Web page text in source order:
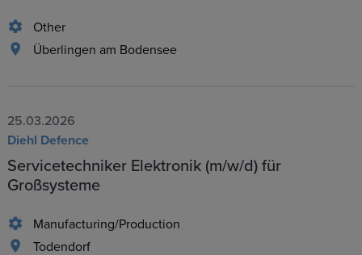
Other
Überlingen am Bodensee
25.03.2026
Diehl Defence
Servicetechniker Elektronik (m/w/d) für
Großsysteme
Manufacturing/Production
Todendorf